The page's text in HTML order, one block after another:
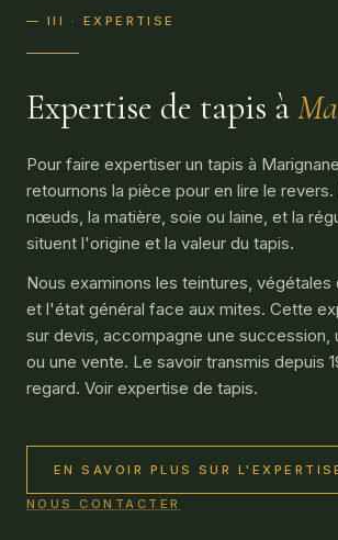
— III · EXPERTISE
Expertise de tapis à
Pour faire expertiser un tapis à
retournons la pièce pour en lire le
nœuds, la matière, soie ou laine, et la
situent l'origine et la valeur du tapis.
Nous examinons les teintures, végétales
et l'état général face aux mites. Cette
sur devis, accompagne une succession,
ou une vente. Le savoir transmis depuis
regard. Voir expertise de tapis.
EN SAVOIR PLUS SUR
NOUS CONTACTER